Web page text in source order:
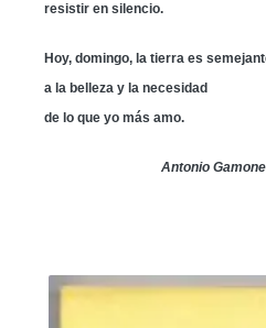
resistir en silencio.
Hoy, domingo, la tierra es
a la belleza y la necesidad
de lo que yo más amo.
Antonio